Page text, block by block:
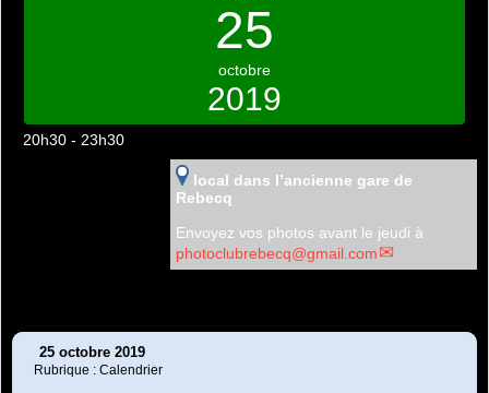
25
octobre
2019
20h30 - 23h30
local dans l’ancienne gare de
Rebecq
Envoyez vos photos avant le jeudi à
photoclubrebecq@gmail.com
25 octobre 2019
Rubrique : Calendrier